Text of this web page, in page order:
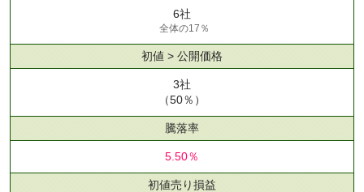
6社
全体の17％
初値 > 公開価格
3社
（50％）
騰落率
5.50％
初値売り損益